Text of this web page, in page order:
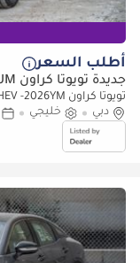
أطلب السعر
جديدة تويوتا كراون PLATINUM
فقط)
دبي خليجي